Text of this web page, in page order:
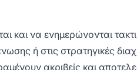
και να ενημερώνονται
ή στις στρατηγικές
ακριβείς και